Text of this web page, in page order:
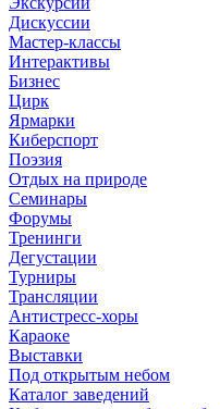
Дискуссии
Мастер-классы
Интерактивы
Бизнес
Цирк
Ярмарки
Киберспорт
Поэзия
Отдых на природе
Семинары
Форумы
Тренинги
Дегустации
Турниры
Трансляции
Антистресс-хоры
Караоке
Выставки
Под открытым небом
Каталог заведений